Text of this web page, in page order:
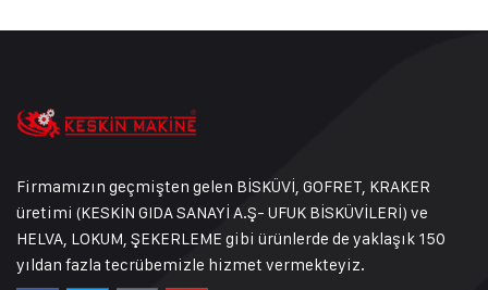
Firmamızın geçmişten gelen BİSKÜVİ, GOFRET, KRAKER
üretimi (KESKİN GIDA SANAYİ A.Ş- UFUK BİSKÜVİLERİ) ve
HELVA, LOKUM, ŞEKERLEME gibi ürünlerde de yaklaşık 150
yıldan fazla tecrübemizle hizmet vermekteyiz.